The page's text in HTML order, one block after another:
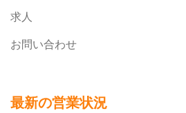
求人
お問い合わせ
最新の営業状況